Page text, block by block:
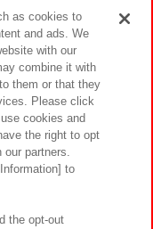
サイトポリシー
リティ方針と検証結果
ご質問・お問い合わせ
as cookies to
and ads. We
with our
combine it with
them or that they
Please click
cookies and
the right to opt
our partners.
to
the opt-out